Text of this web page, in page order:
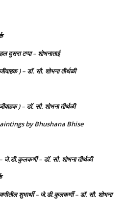
दुसरा टप्पा – शोभनाताई
) – डॉ. सौ. शोभना तीर्थळी
) – डॉ. सौ. शोभना तीर्थळी
by Bhushana Bhise
जे.डी.कुलकर्णी – डॉ. सौ. शोभना तीर्थळी
शुभार्थी – जे.डी.कुलकर्णी – डॉ. सौ. शोभना